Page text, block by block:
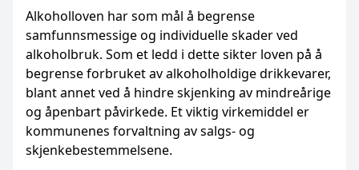
Alkoholloven har som mål å begrense
samfunnsmessige og individuelle skader ved
alkoholbruk. Som et ledd i dette sikter loven på å
begrense forbruket av alkoholholdige drikkevarer,
blant annet ved å hindre skjenking av mindreårige
og åpenbart påvirkede. Et viktig virkemiddel er
kommunenes forvaltning av salgs- og
skjenkebestemmelsene.